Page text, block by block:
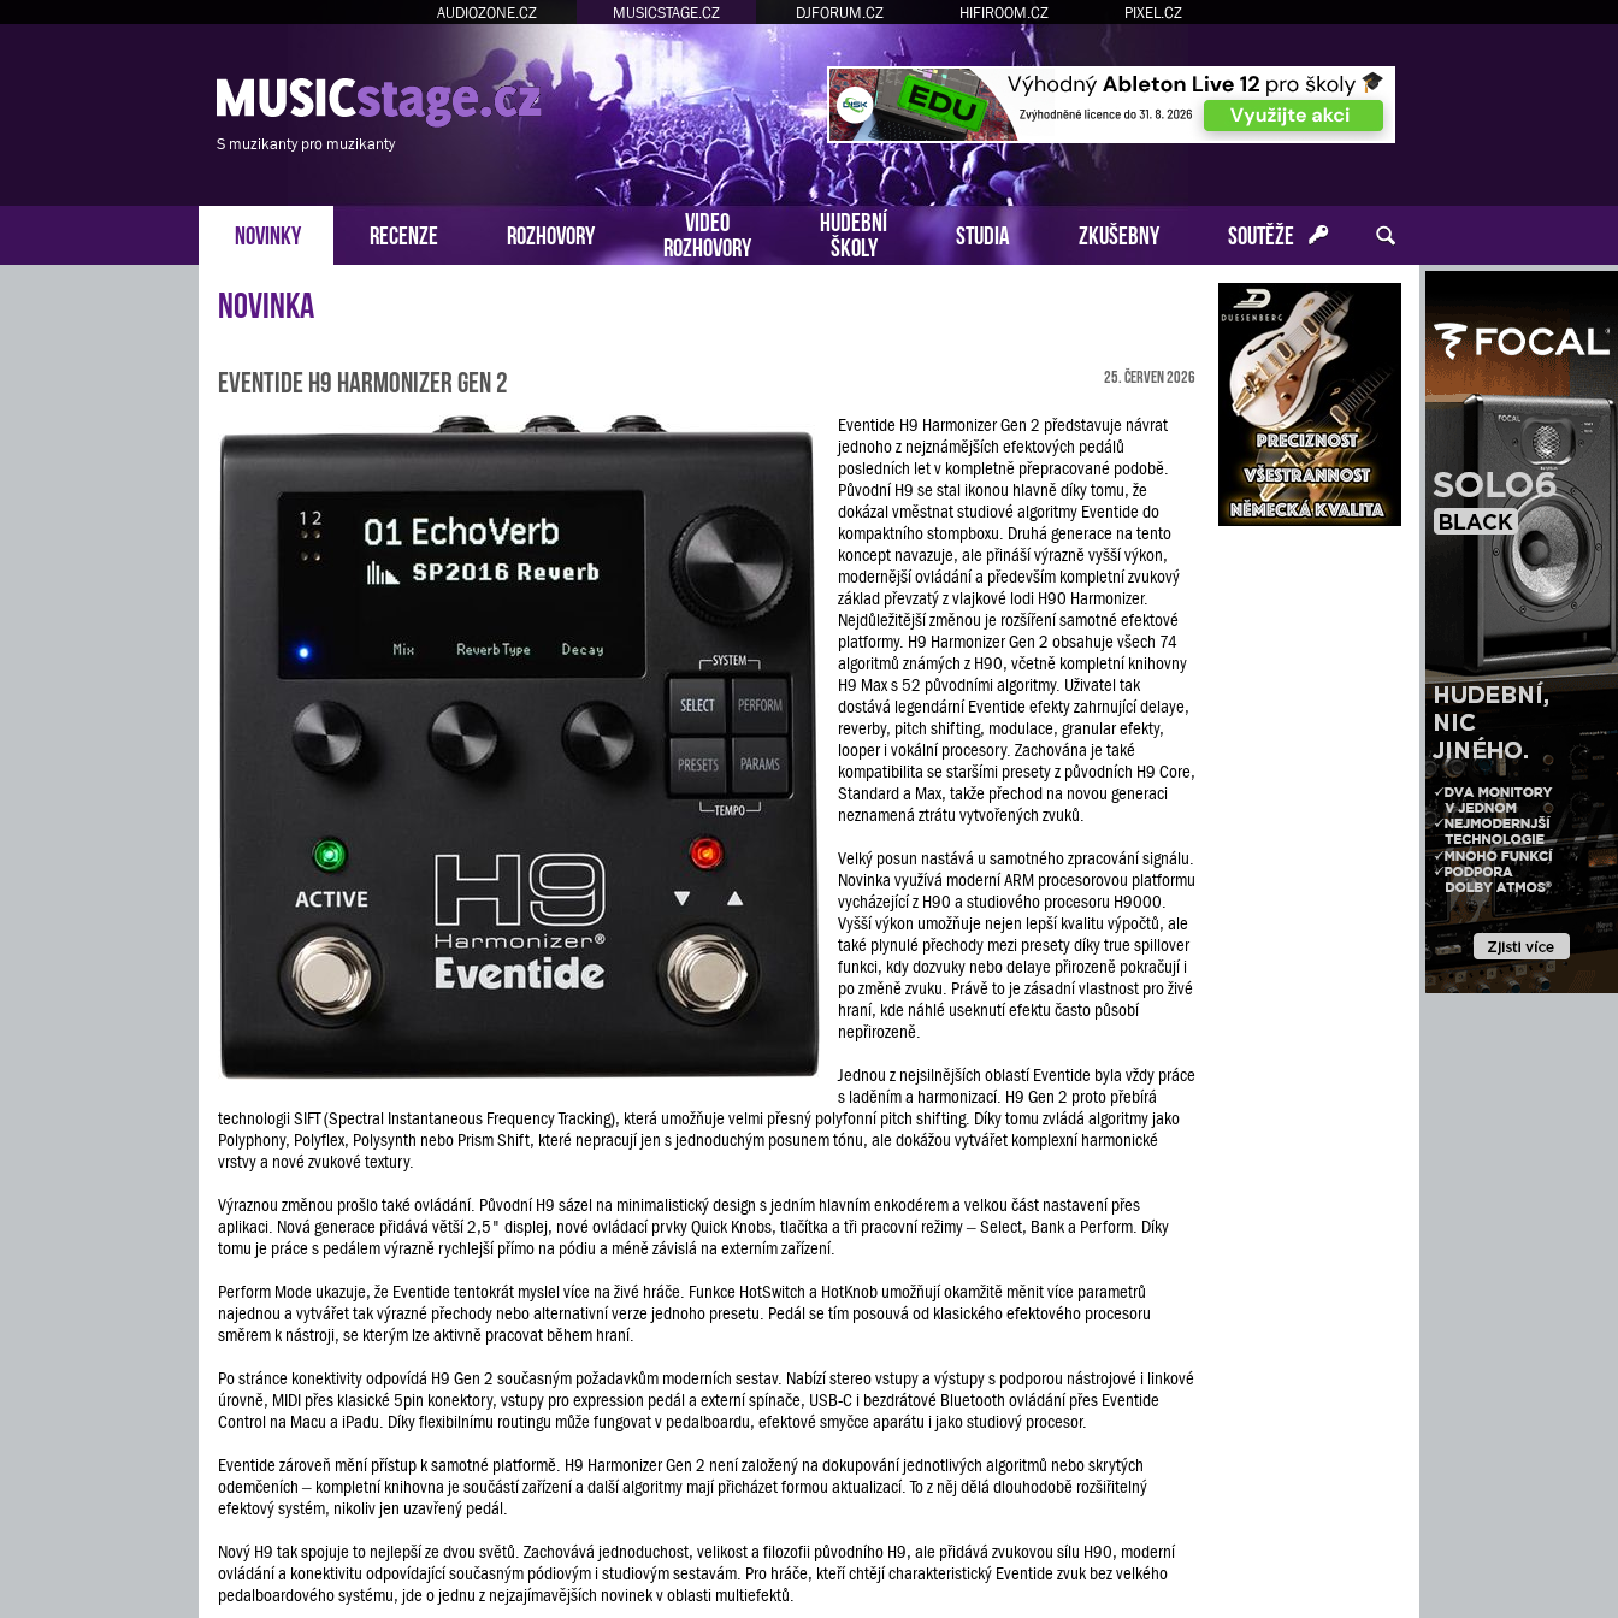
AUDIOZONE.CZ MUSICSTAGE.CZ DJFORUM.CZ HIFIROOM.CZ PIXEL.CZ
S muzikanty pro muzikanty
NOVINKY RECENZE ROZHOVORY
VIDEO
ROZHOVORY
HUDEBNÍ
ŠKOLY
STUDIA ZKUŠEBNY SOUTĚŽE
Novinka
25. červen 2026
Eventide H9 Harmonizer Gen 2
Eventide H9 Harmonizer Gen 2 představuje návrat
jednoho z nejznámějších efektových pedálů
posledních let v kompletně přepracované podobě.
Původní H9 se stal ikonou hlavně díky tomu, že
dokázal vměstnat studiové algoritmy Eventide do
kompaktního stompboxu. Druhá generace na tento
koncept navazuje, ale přináší výrazně vyšší výkon,
modernější ovládání a především kompletní zvukový
základ převzatý z vlajkové lodi H90 Harmonizer.
Nejdůležitější změnou je rozšíření samotné efektové
platformy. H9 Harmonizer Gen 2 obsahuje všech 74
algoritmů známých z H90, včetně kompletní knihovny
H9 Max s 52 původními algoritmy. Uživatel tak
dostává legendární Eventide efekty zahrnující delaye,
reverby, pitch shifting, modulace, granular efekty,
looper i vokální procesory. Zachována je také
kompatibilita se staršími presety z původních H9 Core,
Standard a Max, takže přechod na novou generaci
neznamená ztrátu vytvořených zvuků.
Velký posun nastává u samotného zpracování signálu.
Novinka využívá moderní ARM procesorovou platformu
vycházející z H90 a studiového procesoru H9000.
Vyšší výkon umožňuje nejen lepší kvalitu výpočtů, ale
také plynulé přechody mezi presety díky true spillover
funkci, kdy dozvuky nebo delaye přirozeně pokračují i
po změně zvuku. Právě to je zásadní vlastnost pro živé
hraní, kde náhlé useknutí efektu často působí
nepřirozeně.
Jednou z nejsilnějších oblastí Eventide byla vždy práce
s laděním a harmonizací. H9 Gen 2 proto přebírá
technologii SIFT (Spectral Instantaneous Frequency Tracking), která umožňuje velmi přesný polyfonní pitch shifting. Díky tomu zvládá algoritmy jako
Polyphony, Polyflex, Polysynth nebo Prism Shift, které nepracují jen s jednoduchým posunem tónu, ale dokážou vytvářet komplexní harmonické
vrstvy a nové zvukové textury.
Výraznou změnou prošlo také ovládání. Původní H9 sázel na minimalistický design s jedním hlavním enkodérem a velkou část nastavení přes
aplikaci. Nová generace přidává větší 2,5" displej, nové ovládací prvky Quick Knobs, tlačítka a tři pracovní režimy – Select, Bank a Perform. Díky
tomu je práce s pedálem výrazně rychlejší přímo na pódiu a méně závislá na externím zařízení.
Perform Mode ukazuje, že Eventide tentokrát myslel více na živé hráče. Funkce HotSwitch a HotKnob umožňují okamžitě měnit více parametrů
najednou a vytvářet tak výrazné přechody nebo alternativní verze jednoho presetu. Pedál se tím posouvá od klasického efektového procesoru
směrem k nástroji, se kterým lze aktivně pracovat během hraní.
Po stránce konektivity odpovídá H9 Gen 2 současným požadavkům moderních sestav. Nabízí stereo vstupy a výstupy s podporou nástrojové i linkové
úrovně, MIDI přes klasické 5pin konektory, vstupy pro expression pedál a externí spínače, USB-C i bezdrátové Bluetooth ovládání přes Eventide
Control na Macu a iPadu. Díky flexibilnímu routingu může fungovat v pedalboardu, efektové smyčce aparátu i jako studiový procesor.
Eventide zároveň mění přístup k samotné platformě. H9 Harmonizer Gen 2 není založený na dokupování jednotlivých algoritmů nebo skrytých
odemčeních – kompletní knihovna je součástí zařízení a další algoritmy mají přicházet formou aktualizací. To z něj dělá dlouhodobě rozšiřitelný
efektový systém, nikoliv jen uzavřený pedál.
Nový H9 tak spojuje to nejlepší ze dvou světů. Zachovává jednoduchost, velikost a filozofii původního H9, ale přidává zvukovou sílu H90, moderní
ovládání a konektivitu odpovídající současným pódiovým i studiovým sestavám. Pro hráče, kteří chtějí charakteristický Eventide zvuk bez velkého
pedalboardového systému, jde o jednu z nejzajímavějších novinek v oblasti multiefektů.